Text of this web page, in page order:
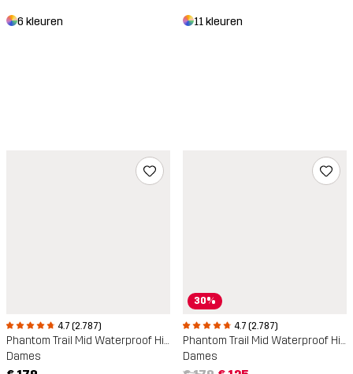
6 kleuren 11 kleuren
4.7 (2.787)
Phantom Trail Mid Waterproof Hiking Boots
Dames
30%
4.7 (2.787)
Phantom Trail Mid Waterproof Hiking Boots
Dames